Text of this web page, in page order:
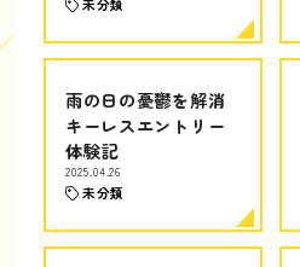
未分類
雨の日の憂鬱を解消
キーレスエントリー
体験記
2025.04.26
未分類